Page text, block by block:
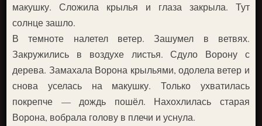
макушку. Сложила крылья и глаза закрыла. Тут
солнце зашло.
В темноте налетел ветер. Зашумел в ветвях.
Закружились в воздухе листья. Сдуло Ворону с
дерева. Замахала Ворона крыльями, одолела ветер и
снова уселась на макушку. Только ухватилась
покрепче — дождь пошёл. Нахохлилась старая
Ворона, вобрала голову в плечи и уснула.